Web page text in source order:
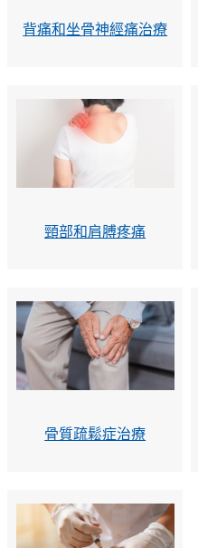
背痛和坐骨神經痛治療
頸部和肩膊疼痛
骨質疏鬆症治療